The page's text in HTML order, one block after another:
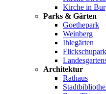
Kirche in
Parks & Gärten
Goethepark
Weinberg
Ihlegärten
Flickschupark
Architektur
Rathaus